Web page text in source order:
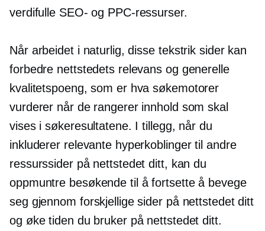
verdifulle SEO- og PPC-ressurser.
Når arbeidet i naturlig, disse tekstrik sider kan
forbedre nettstedets relevans og generelle
kvalitetspoeng, som er hva søkemotorer
vurderer når de rangerer innhold som skal
vises i søkeresultatene. I tillegg, når du
inkluderer relevante hyperkoblinger til andre
ressurssider på nettstedet ditt, kan du
oppmuntre besøkende til å fortsette å bevege
seg gjennom forskjellige sider på nettstedet ditt
og øke tiden du bruker på nettstedet ditt.